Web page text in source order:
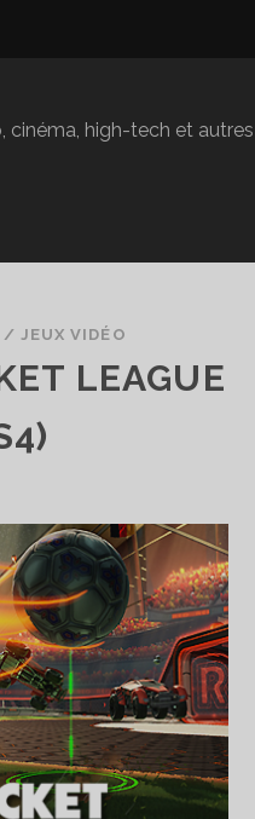
cinéma, high-tech et
/JEUX VIDÉO
LEAGUE